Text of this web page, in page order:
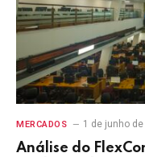
MERCADOS 1 de junho
Análise do